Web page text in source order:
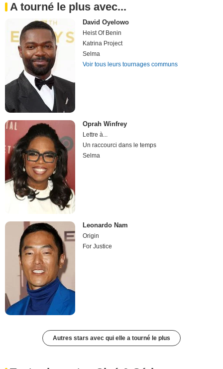
A tourné le plus avec...
David Oyelowo
Heist Of Benin
Katrina Project
Selma
Voir tous leurs tournages communs
Oprah Winfrey
Lettre à...
Un raccourci dans le temps
Selma
Leonardo Nam
Origin
For Justice
Autres stars avec qui elle a tourné le plus